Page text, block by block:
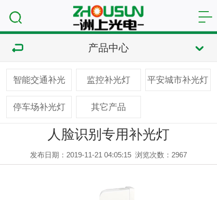
产品中心
智能交通补光 监控补光灯 平安城市补光灯
停车场补光灯 其它产品
人脸识别专用补光灯
发布日期：2019-11-21 04:05:15 浏览次数： 2967